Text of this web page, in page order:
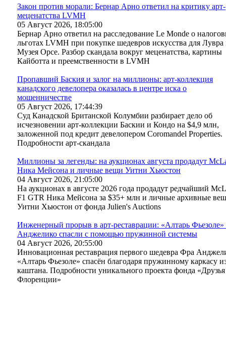
Закон против морали: Бернар Арно ответил на критику арт-
меценатства LVMH
05 Август 2026, 18:05:00
Бернар Арно ответил на расследование Le Monde о
льготах LVMH при покупке шедевров искусства для Лувра
Музея Орсе. Разбор скандала вокруг меценатства, картины
Кайботта и преемственности в LVMH
Пропавший Баския и залог на миллионы: арт-коллекция
канадского девелопера оказалась в центре иска о
мошенничестве
05 Август 2026, 17:44:39
Суд Канадской Британской Колумбии разбирает дело об
исчезновении арт-коллекции Баскии и Кондо на $4,9 млн,
заложенной под кредит девелопером Coromandel Properties.
Подробности арт-скандала
Миллионы за легенды: на аукционах августа продадут
Ника Мейсона и личные вещи Уитни Хьюстон
04 Август 2026, 21:05:00
На аукционах в августе 2026 года продадут редчайший
F1 GTR Ника Мейсона за $35+ млн и личные архивные
Уитни Хьюстон от фонда Julien's Auctions
Инженерный прорыв в арт-реставрации: «Алтарь
Анджелико спасли с помощью пружинной системы
04 Август 2026, 20:55:00
Инновационная реставрация первого шедевра Фра
«Алтарь Фьезоле» спасён благодаря пружинному каркасу
каштана. Подробности уникального проекта фонда «Друзья
Флоренции»